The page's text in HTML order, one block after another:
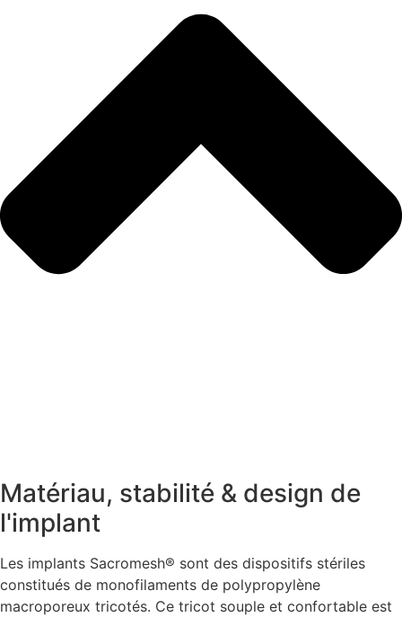
Matériau, stabilité & design de
l'implant
Les implants Sacromesh® sont des dispositifs stériles
constitués de monofilaments de polypropylène
macroporeux tricotés. Ce tricot souple et confortable est